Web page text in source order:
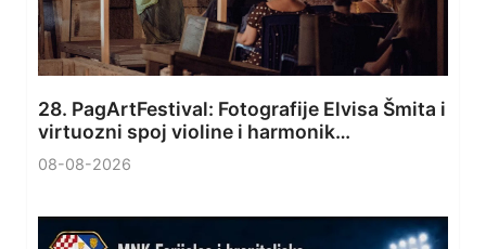
28. PagArtFestival: Fotografije Elvisa Šmita i
virtuozni spoj violine i harmonik…
08-08-2026